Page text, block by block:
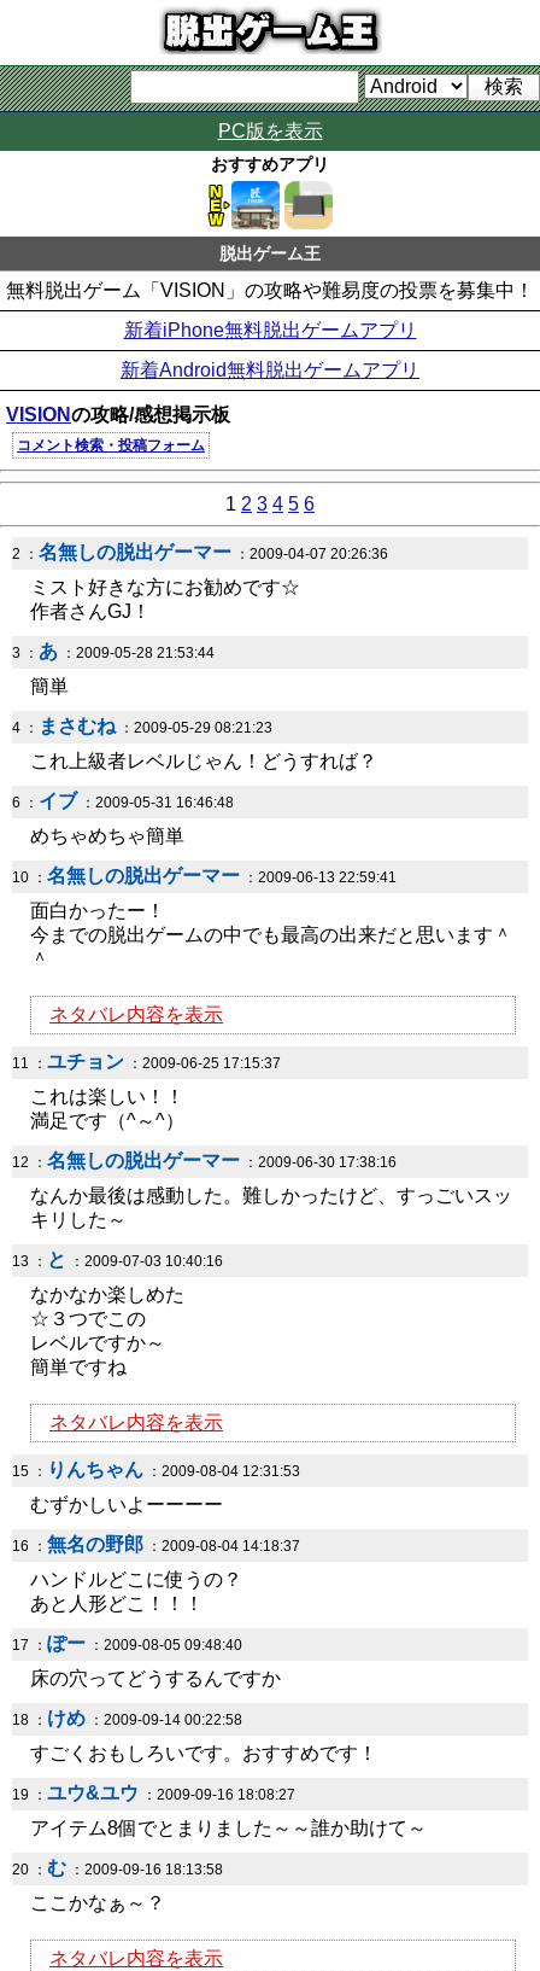
PC版を表示
おすすめアプリ
脱出ゲーム王
無料脱出ゲーム「VISION」の攻略や難易度の投票を募集中！
新着iPhone無料脱出ゲームアプリ
新着Android無料脱出ゲームアプリ
VISIONの攻略/感想掲示板
コメント検索・投稿フォーム
1 2 3 4 5 6
2 ： 名無しの脱出ゲーマー ：2009-04-07 20:26:36
ミスト好きな方にお勧めです☆
作者さんGJ！
3 ： あ ：2009-05-28 21:53:44
簡単
4 ： まさむね：2009-05-29 08:21:23
これ上級者レベルじゃん！どうすれば？
6 ： イブ ：2009-05-31 16:46:48
めちゃめちゃ簡単
10 ： 名無しの脱出ゲーマー ：2009-06-13 22:59:41
面白かったー！
今までの脱出ゲームの中でも最高の出来だと思います＾
＾
ネタバレ内容を表示
11 ： ユチョン ：2009-06-25 17:15:37
これは楽しい！！
満足です（^～^）
12 ： 名無しの脱出ゲーマー ：2009-06-30 17:38:16
なんか最後は感動した。難しかったけど、すっごいスッ
キリした～
13 ： と ：2009-07-03 10:40:16
なかなか楽しめた
☆３つでこの
レベルですか～
簡単ですね
ネタバレ内容を表示
15 ： りんちゃん ：2009-08-04 12:31:53
むずかしいよーーーー
16 ： 無名の野郎 ：2009-08-04 14:18:37
ハンドルどこに使うの？
あと人形どこ！！！
17 ： ぽー ：2009-08-05 09:48:40
床の穴ってどうするんですか
18 ： けめ ：2009-09-14 00:22:58
すごくおもしろいです。おすすめです！
19 ： ユウ&ユウ ：2009-09-16 18:08:27
アイテム8個でとまりました～～誰か助けて～
20 ： む ：2009-09-16 18:13:58
ここかなぁ～？
ネタバレ内容を表示